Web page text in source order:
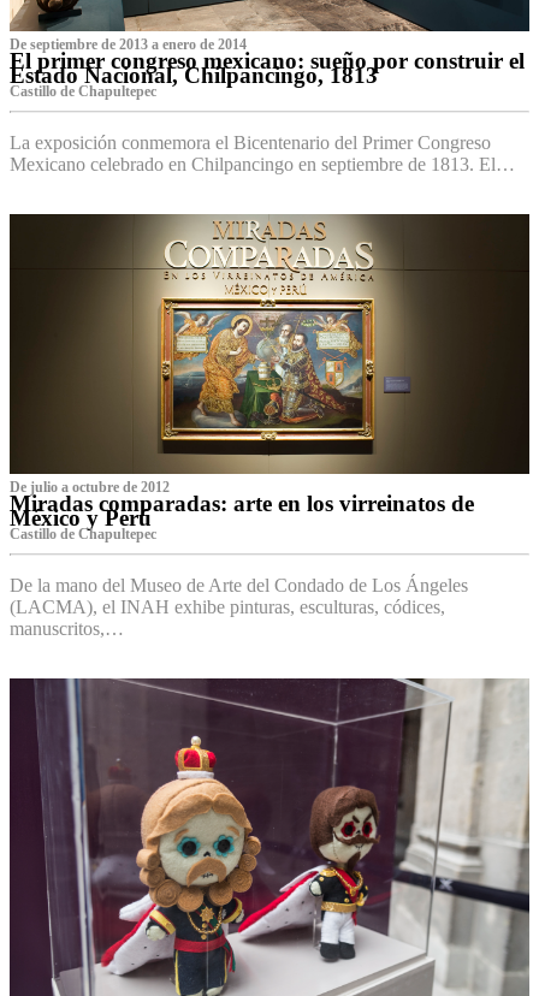
De septiembre de 2013 a enero de 2014
El primer congreso mexicano: sueño por construir el
Estado Nacional, Chilpancingo, 1813
Castillo de Chapultepec
La exposición conmemora el Bicentenario del Primer Congreso
Mexicano celebrado en Chilpancingo en septiembre de 1813. El…
De julio a octubre de 2012
Miradas comparadas: arte en los virreinatos de
México y Perú
Castillo de Chapultepec
De la mano del Museo de Arte del Condado de Los Ángeles
(LACMA), el INAH exhibe pinturas, esculturas, códices,
manuscritos,…